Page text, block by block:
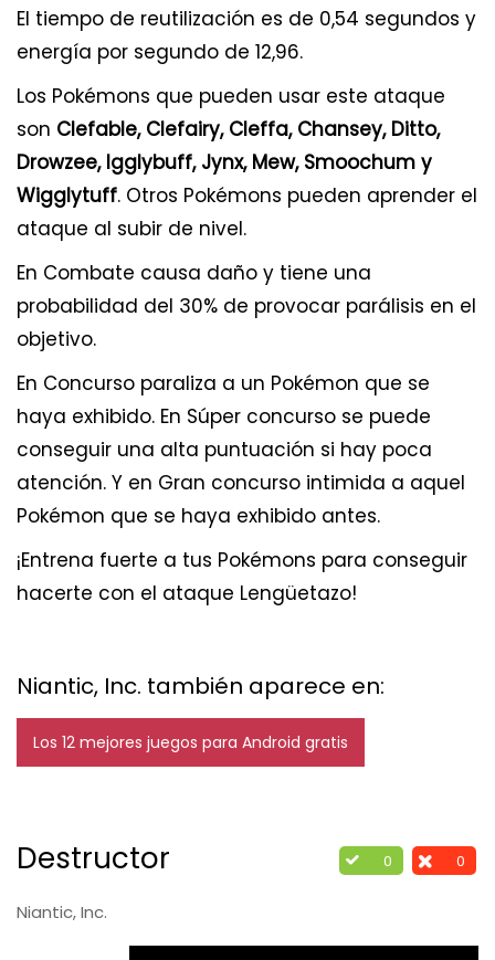
El tiempo de reutilización es de 0,54 segundos y
energía por segundo de 12,96.
Los Pokémons que pueden usar este ataque
son Clefable, Clefairy, Cleffa, Chansey, Ditto,
Drowzee, Igglybuff, Jynx, Mew, Smoochum y
Wigglytuff. Otros Pokémons pueden aprender el
ataque al subir de nivel.
En Combate causa daño y tiene una
probabilidad del 30% de provocar parálisis en el
objetivo.
En Concurso paraliza a un Pokémon que se
haya exhibido. En Súper concurso se puede
conseguir una alta puntuación si hay poca
atención. Y en Gran concurso intimida a aquel
Pokémon que se haya exhibido antes.
¡Entrena fuerte a tus Pokémons para conseguir
hacerte con el ataque Lengüetazo!
Niantic, Inc. también aparece en:
Los 12 mejores juegos para Android gratis
0 0
Destructor
Niantic, Inc.